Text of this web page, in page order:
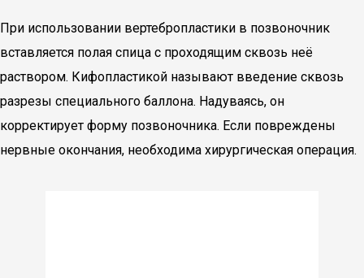
При использовании вертебропластики в позвоночник
вставляется полая спица с проходящим сквозь неё
раствором. Кифопластикой называют введение сквозь
разрезы специального баллона. Надуваясь, он
корректирует форму позвоночника. Если повреждены
нервные окончания, необходима хирургическая операция.